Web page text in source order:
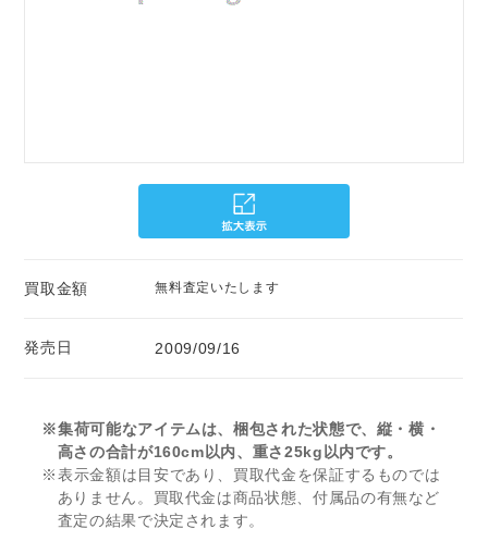
買取金額 無料査定いたします
発売日 2009/09/16
※集荷可能なアイテムは、梱包された状態で、縦・横・
高さの合計が160cm以内、重さ25kg以内です。
※表示金額は目安であり、買取代金を保証するものでは
ありません。買取代金は商品状態、付属品の有無など
査定の結果で決定されます。